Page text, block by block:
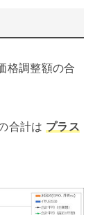
格調整額の合
合計は プラス